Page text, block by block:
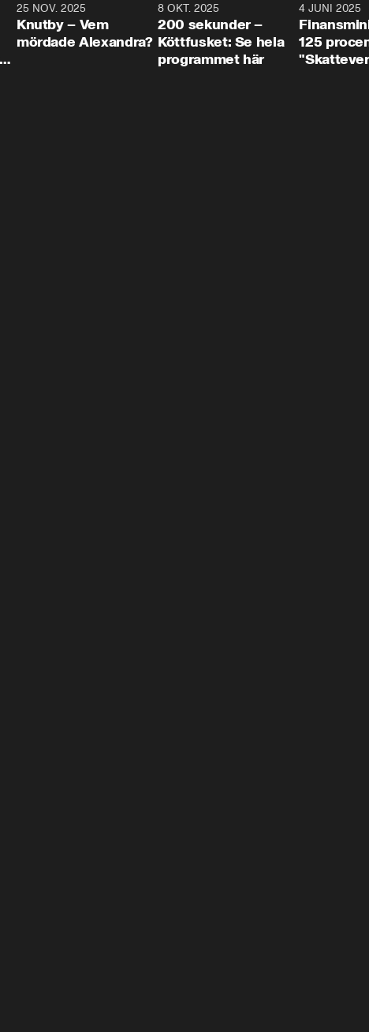
31:05
25 NOV. 2025
Knutby – Vem
mördade Alexandra?
4:29
8 OKT. 2025
200 sekunder –
Köttfusket: Se hela
programmet här
4 JUNI 2025
125